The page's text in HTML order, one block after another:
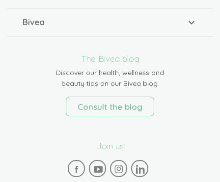
Bivea
The Bivea blog
Discover our health, wellness and
beauty tips on our Bivea blog.
Consult the blog
Join us